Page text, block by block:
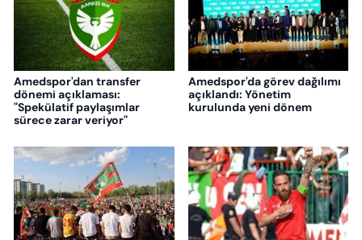
Amedspor'dan transfer
dönemi açıklaması:
"Spekülatif paylaşımlar
sürece zarar veriyor"
Amedspor'da görev dağılımı
açıklandı: Yönetim
kurulunda yeni dönem